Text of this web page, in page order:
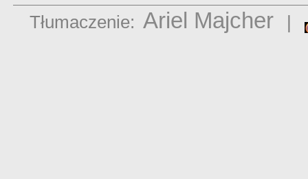
Tłumaczenie: Ariel Majcher |